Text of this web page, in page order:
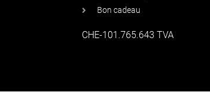
Bon cadeau
CHE-101.765.643 TVA